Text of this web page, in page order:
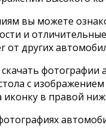
вы можете
и
от других
фотографии
с
иконку в правой